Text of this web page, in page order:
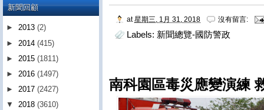
at 星期三, 1月 31, 2018 沒有留言:
Labels: 新聞總覽-國防警政
南科園區毒災應變演練
新聞回顧
► 2013 (2)
► 2014 (415)
► 2015 (1811)
► 2016 (1497)
► 2017 (2427)
▼ 2018 (3610)